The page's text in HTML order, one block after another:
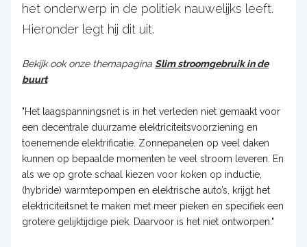
het onderwerp in de politiek nauwelijks leeft.
Hieronder legt hij dit uit.
Bekijk ook onze themapagina Slim stroomgebruik in de
buurt
"Het laagspanningsnet is in het verleden niet gemaakt voor
een decentrale duurzame elektriciteitsvoorziening en
toenemende elektrificatie. Zonnepanelen op veel daken
kunnen op bepaalde momenten te veel stroom leveren. En
als we op grote schaal kiezen voor koken op inductie,
(hybride) warmtepompen en elektrische auto’s, krijgt het
elektriciteitsnet te maken met meer pieken en specifiek een
grotere gelijktijdige piek. Daarvoor is het niet ontworpen."